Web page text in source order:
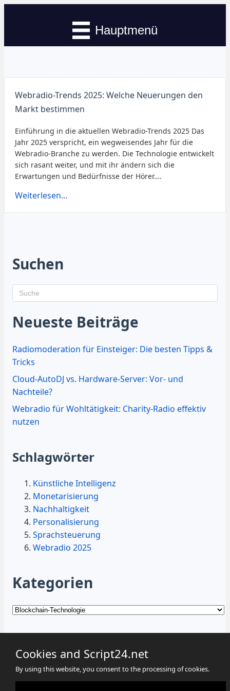
Hauptmenü
Webradio-Trends 2025: Welche Neuerungen den
Markt bestimmen
Einführung in die aktuellen Webradio-Trends 2025 Das
Jahr 2025 verspricht, ein wegweisendes Jahr für die
Webradio-Branche zu werden. Die Technologie entwickelt
sich rasant weiter, und mit ihr ändern sich die
Erwartungen und Bedürfnisse der Hörer….
Weiterlesen...
Suchen
Neueste Beiträge
Radiomoderation für Einsteiger: Die besten Tipps &
Tricks
Cloud-AutoDJ vs. Hardware-Server: Vor- und
Nachteile?
Webradio für Wohltätigkeit: Charity-Radio effektiv
nutzen
Schlagwörter
Künstliche Intelligenz
Monetarisierung
Nachhaltigkeit
Personalisierung
Sprachsteuerung
Webradio 2025
Kategorien
Kategorien
Cookies Datenschutz Impressum
Cookies and Script24.net
By using this website, you consent to the processing of cookies.